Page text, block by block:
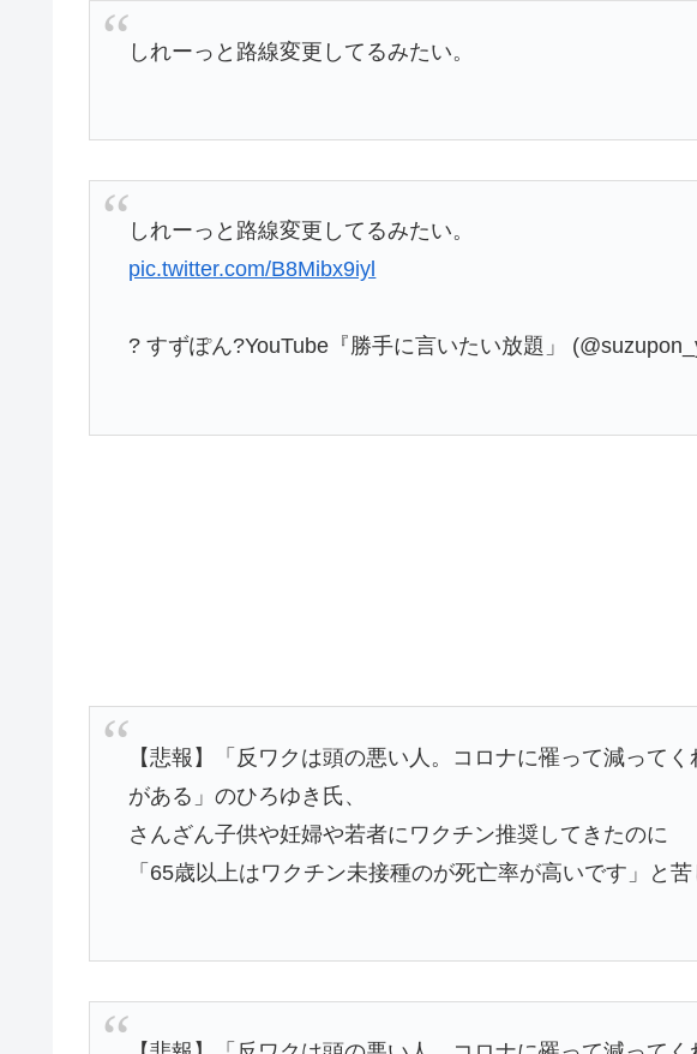
しれーっと路線変更してるみたい。
しれーっと路線変更してるみたい。
pic.twitter.com/B8Mibx9iyl
? すずぽん?YouTube『勝手に言いたい放題」
【悲報】「反ワクは頭の悪い人。コロナに罹って減って
がある」のひろゆき氏、
さんざん子供や妊婦や若者にワクチン推奨してきたのに
「65歳以上はワクチン未接種のが死亡率が高いです」と